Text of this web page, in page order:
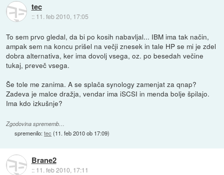
tec
:: 11. feb 2010, 17:05
To sem prvo gledal, da bi po kosih nabavljal... IBM ima tak način,
ampak sem na koncu prišel na večji znesek in tale HP se mi je zdel
dobra alternativa, ker ima dovolj vsega, oz. po besedah večine
tukaj, preveč vsega.
Še tole me zanima. A se splača synology zamenjat za qnap?
Zadeva je malce dražja, vendar ima iSCSI in menda bolje špilajo.
Ima kdo izkušnje?
Zgodovina sprememb…
spremenilo:tec (11. feb 2010 ob 17:09)
Brane2
:: 11. feb 2010, 17:11